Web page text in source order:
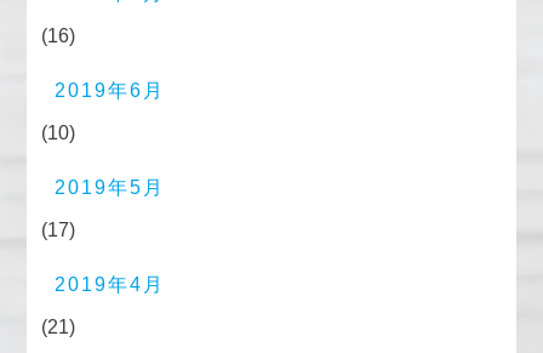
(16)
2019年6月
(10)
2019年5月
(17)
2019年4月
(21)